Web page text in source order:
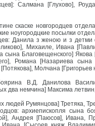
Салмана [Глухово],
скаске новгородцев
ноугородцкие посылки
Данила з женою и з
Михаиле, Ивана
сына Благовещенского]
Романа [Назариева
Молчана
В.Д. Данилова
два немчина] Максима
людей Румянцова] Третяка,
архиепископля сына
Андрея [Паюсов], Ивана,